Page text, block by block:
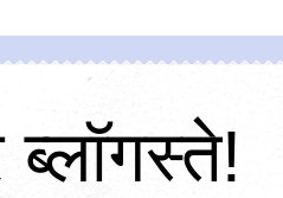
ब्लॉगस्ते!